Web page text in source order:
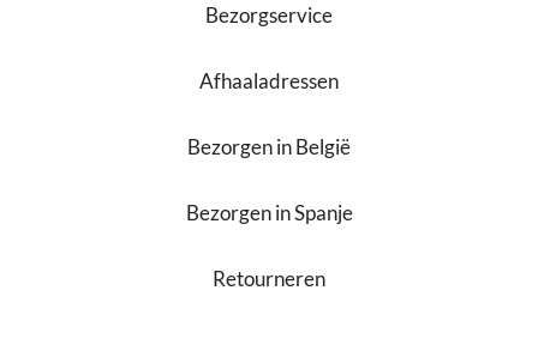
Bezorgservice
Afhaaladressen
Bezorgen in België
Bezorgen in Spanje
Retourneren